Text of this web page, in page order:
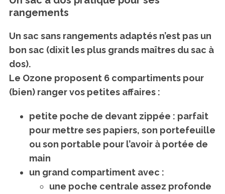
rangements
Un sac sans rangements adaptés n’est pas un
bon sac (dixit les plus grands maîtres du sac à
dos).
Le Ozone proposent 6 compartiments pour
(bien) ranger vos petites affaires :
petite poche de devant zippée : parfait
pour mettre ses papiers, son portefeuille
ou son portable pour l’avoir à portée de
main
un grand compartiment avec :
une poche centrale assez profonde